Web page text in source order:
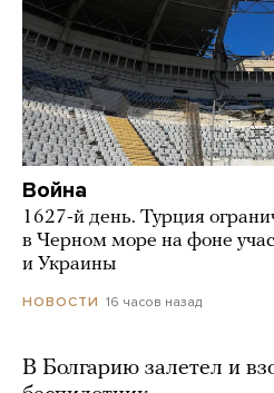
Война
1627-й день. Турция
в Черном море на фоне
и Украины
НОВОСТИ 16 часов назад
В Болгарию залетел и